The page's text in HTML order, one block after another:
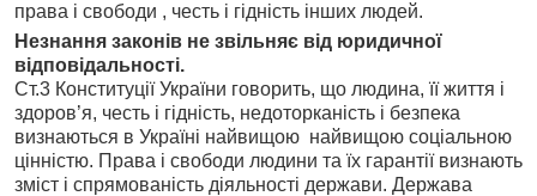
права і свободи , честь і гідність інших людей.
Незнання законів не звільняє від юридичної
відповідальності.
Ст.3 Конституції України говорить, що людина, її життя і
здоров’я, честь і гідність, недоторканість і безпека
визнаються в Україні найвищою найвищою соціальною
цінністю. Права і свободи людини та їх гарантії визнають
зміст і спрямованість діяльності держави. Держава